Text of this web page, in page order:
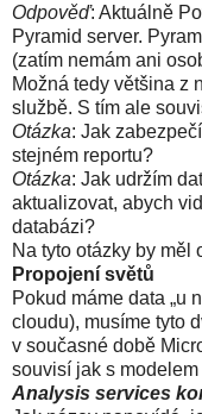
Odpověď: Aktuálně
Pyramid server.
(zatím nemám ani
Možná tedy většina z
službě. S tím ale
Otázka: Jak
stejném reportu?
Otázka: Jak udržím
aktualizovat, abych
databázi?
Na tyto otázky by měl
Propojení světů
Pokud máme data „u
cloudu), musíme tyto
v současné době
souvisí jak s
Analysis services